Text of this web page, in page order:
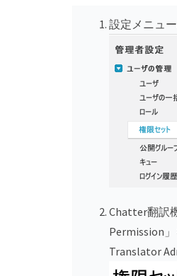
設定メニュ
Chatter翻訳
Permission
Translator